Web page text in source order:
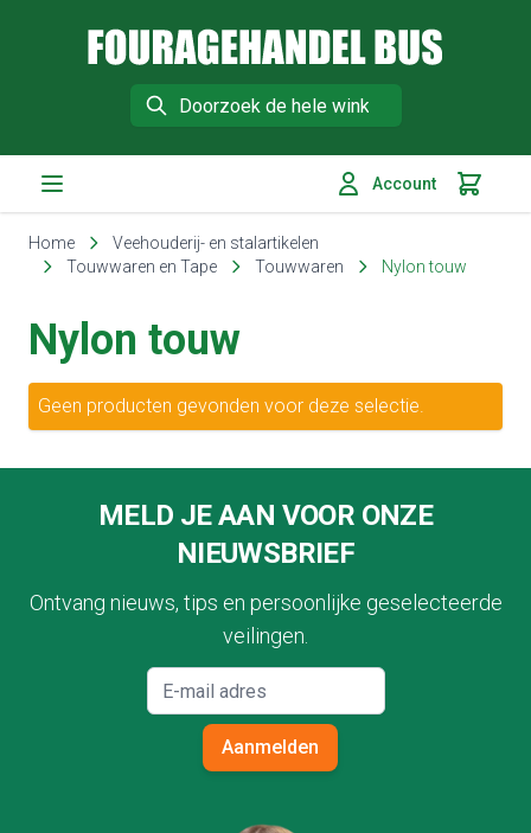
Search
Account
Home
Veehouderij- en stalartikelen
Touwwaren en Tape
Touwwaren Nylon touw
Nylon touw
Geen producten gevonden voor deze selectie.
MELD JE AAN VOOR ONZE
NIEUWSBRIEF
Ontvang nieuws, tips en persoonlijke geselecteerde
veilingen.
Aanmelden